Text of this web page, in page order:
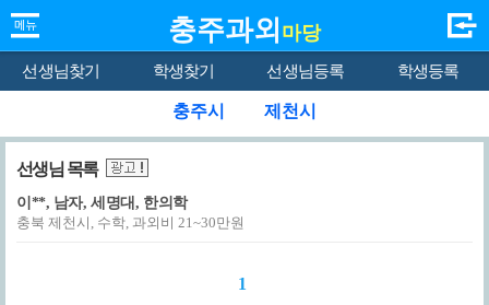
충주과외 마당
선생님찾기 학생찾기 선생님등록 학생등록
충주시 제천시
선생님 목록
이**, 남자, 세명대, 한의학
충북 제천시, 수학, 과외비 21~30만원
1